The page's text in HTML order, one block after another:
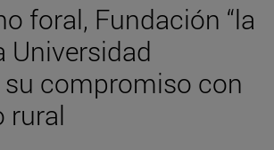
foral, Fundación “la
Universidad
su compromiso con
rural